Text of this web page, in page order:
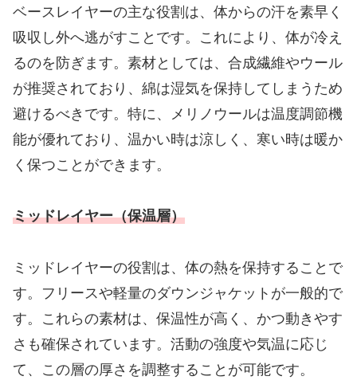
ベースレイヤーの主な役割は、体からの汗を素早く
吸収し外へ逃がすことです。これにより、体が冷え
るのを防ぎます。素材としては、合成繊維やウール
が推奨されており、綿は湿気を保持してしまうため
避けるべきです。特に、メリノウールは温度調節機
能が優れており、温かい時は涼しく、寒い時は暖か
く保つことができます。
ミッドレイヤー（保温層）
ミッドレイヤーの役割は、体の熱を保持することで
す。フリースや軽量のダウンジャケットが一般的で
す。これらの素材は、保温性が高く、かつ動きやす
さも確保されています。活動の強度や気温に応じ
て、この層の厚さを調整することが可能です。